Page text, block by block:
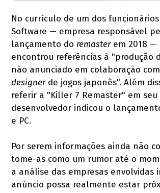
No currículo de um dos
Software — empresa responsável
lançamento do remasterem 2018 —
encontrou referências à "produção
não anunciado em colaboração
designerde jogos japonês". Além
referir a "Killer 7 Remaster" em
desenvolvedor indicou o
e PC.
Por serem informações ainda não
tome-as como um rumor até o
a análise das empresas envolvidas
anúncio possa realmente estar